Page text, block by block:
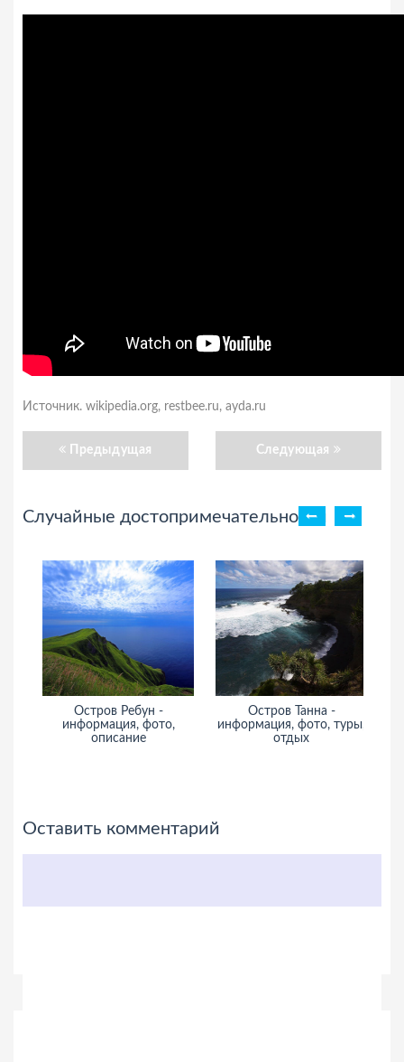
Источник. wikipedia.org, restbee.ru, ayda.ru
Предыдущая Следующая
Случайные достопримечательности
Остров Ребун -
информация, фото,
описание
Остров Танна -
информация, фото, туры,
отдых
Оставить комментарий